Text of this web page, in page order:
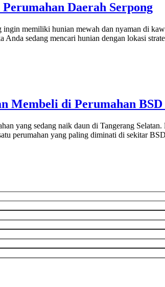
Daerah Serpong
ingin memiliki hunian mewah dan nyaman di
sedang mencari hunian dengan lokasi
Membeli di Perumahan BSD
yang sedang naik daun di Tangerang
perumahan yang paling diminati di sekitar